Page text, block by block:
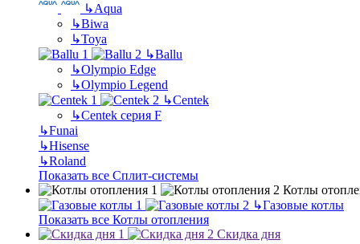
↳Aqua
↳Biwa
↳Toya
↳Ballu
↳Olympio Edge
↳Olympio Legend
↳Centek
↳Centek серия F
↳Funai
↳Hisense
↳Roland
Показать все Сплит-системы
Котлы
↳Газовые котлы
Показать все Котлы отопления
Скидка дня